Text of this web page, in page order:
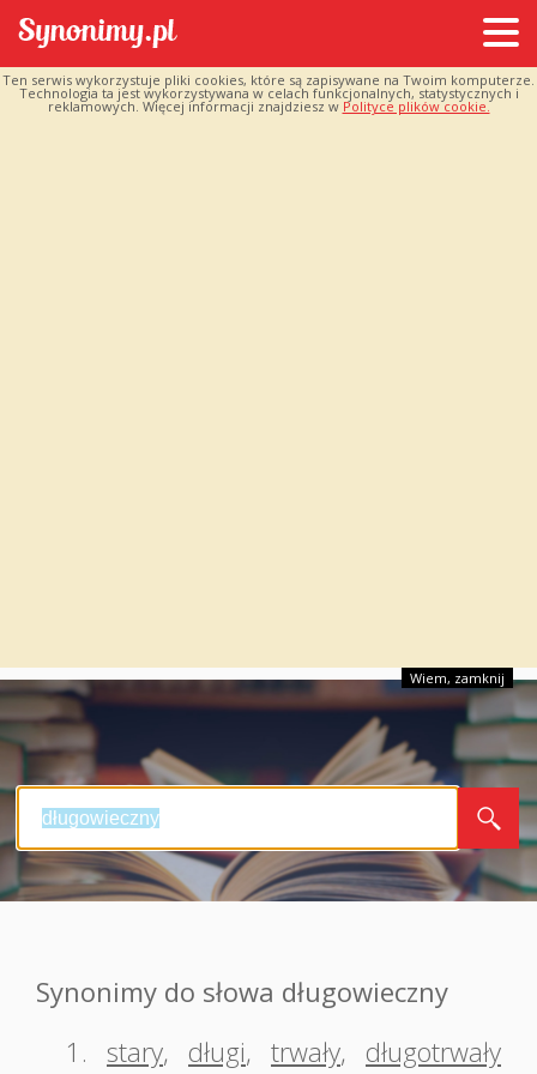
Ten serwis wykorzystuje pliki cookies, które są zapisywane na Twoim komputerze.
Technologia ta jest wykorzystywana w celach funkcjonalnych, statystycznych i
reklamowych. Więcej informacji znajdziesz w Polityce plików cookie.
Wiem, zamknij
Synonimy do słowa długowieczny
1.
stary, długi, trwały, długotrwały